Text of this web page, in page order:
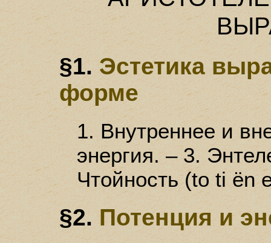
§1. Эстетика
форме
1. Внутреннее и
энергия. – 3.
Чтойность (to ti ёn
§2. Потенция и